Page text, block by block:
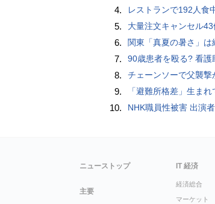
4. レストランで192人食
5. 大量注文キャンセル
6. 関東「真夏の暑さ」は
7. 90歳患者を殴る? 看護
8. チェーンソーで父襲撃
9. 「避難所格差」生ま
10. NHK職員性被害 出演
ニューストップ
主要
IT 経済
経済総合
マーケット